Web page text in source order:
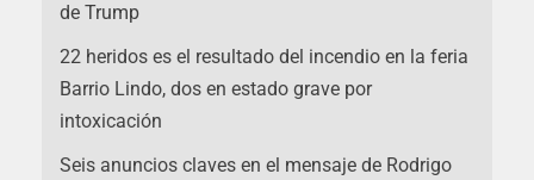
de Trump
22 heridos es el resultado del incendio en la feria
Barrio Lindo, dos en estado grave por
intoxicación
Seis anuncios claves en el mensaje de Rodrigo